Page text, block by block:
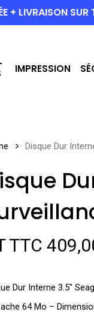
+ LIVRAISON SUR
IMPRESSION
Disque Dur
TTC
Dur Interne 3.5″
64 Mo –